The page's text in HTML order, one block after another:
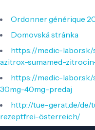
Ordonner générique
Domovská stránka
https://medic-
azitrox-sumamed-
https://medic-
30mg-40mg-predaj
http://tue-gerat.de/
rezeptfrei-österreich/